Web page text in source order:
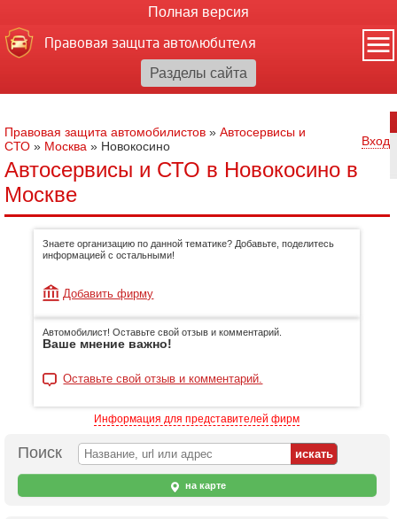
Полная версия
Правовая защита автолюбителя
Правовая защита автомобилистов » Автосервисы и
СТО » Москва » Новокосино Вход
Автосервисы и СТО в Новокосино в
Москве
Знаете организацию по данной тематике? Добавьте, поделитесь
информацией с остальными!
Добавить фирму
Автомобилист! Оставьте свой отзыв и комментарий.
Ваше мнение важно!
Оставьте свой отзыв и комментарий.
Информация для представителей фирм
Поиск
на карте